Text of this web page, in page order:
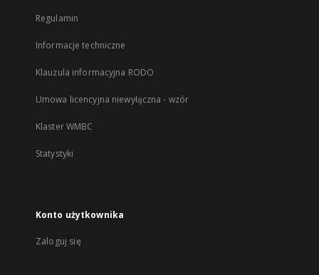
Regulamin
Informacje techniczne
Klauzula informacyjna RODO
Umowa licencyjna niewyłączna - wzór
Klaster WMBC
Statystyki
Konto użytkownika
Zaloguj się